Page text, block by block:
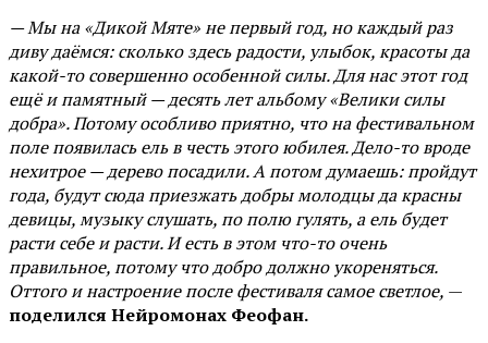
— Мы на «Дикой Мяте» не первый год, но каждый раз
диву даёмся: сколько здесь радости, улыбок, красоты да
какой-то совершенно особенной силы. Для нас этот год
ещё и памятный — десять лет альбому «Велики силы
добра». Потому особливо приятно, что на фестивальном
поле появилась ель в честь этого юбилея. Дело-то вроде
нехитрое — дерево посадили. А потом думаешь: пройдут
года, будут сюда приезжать добры молодцы да красны
девицы, музыку слушать, по полю гулять, а ель будет
расти себе и расти. И есть в этом что-то очень
правильное, потому что добро должно укореняться.
Оттого и настроение после фестиваля самое светлое, —
поделился Нейромонах Феофан.